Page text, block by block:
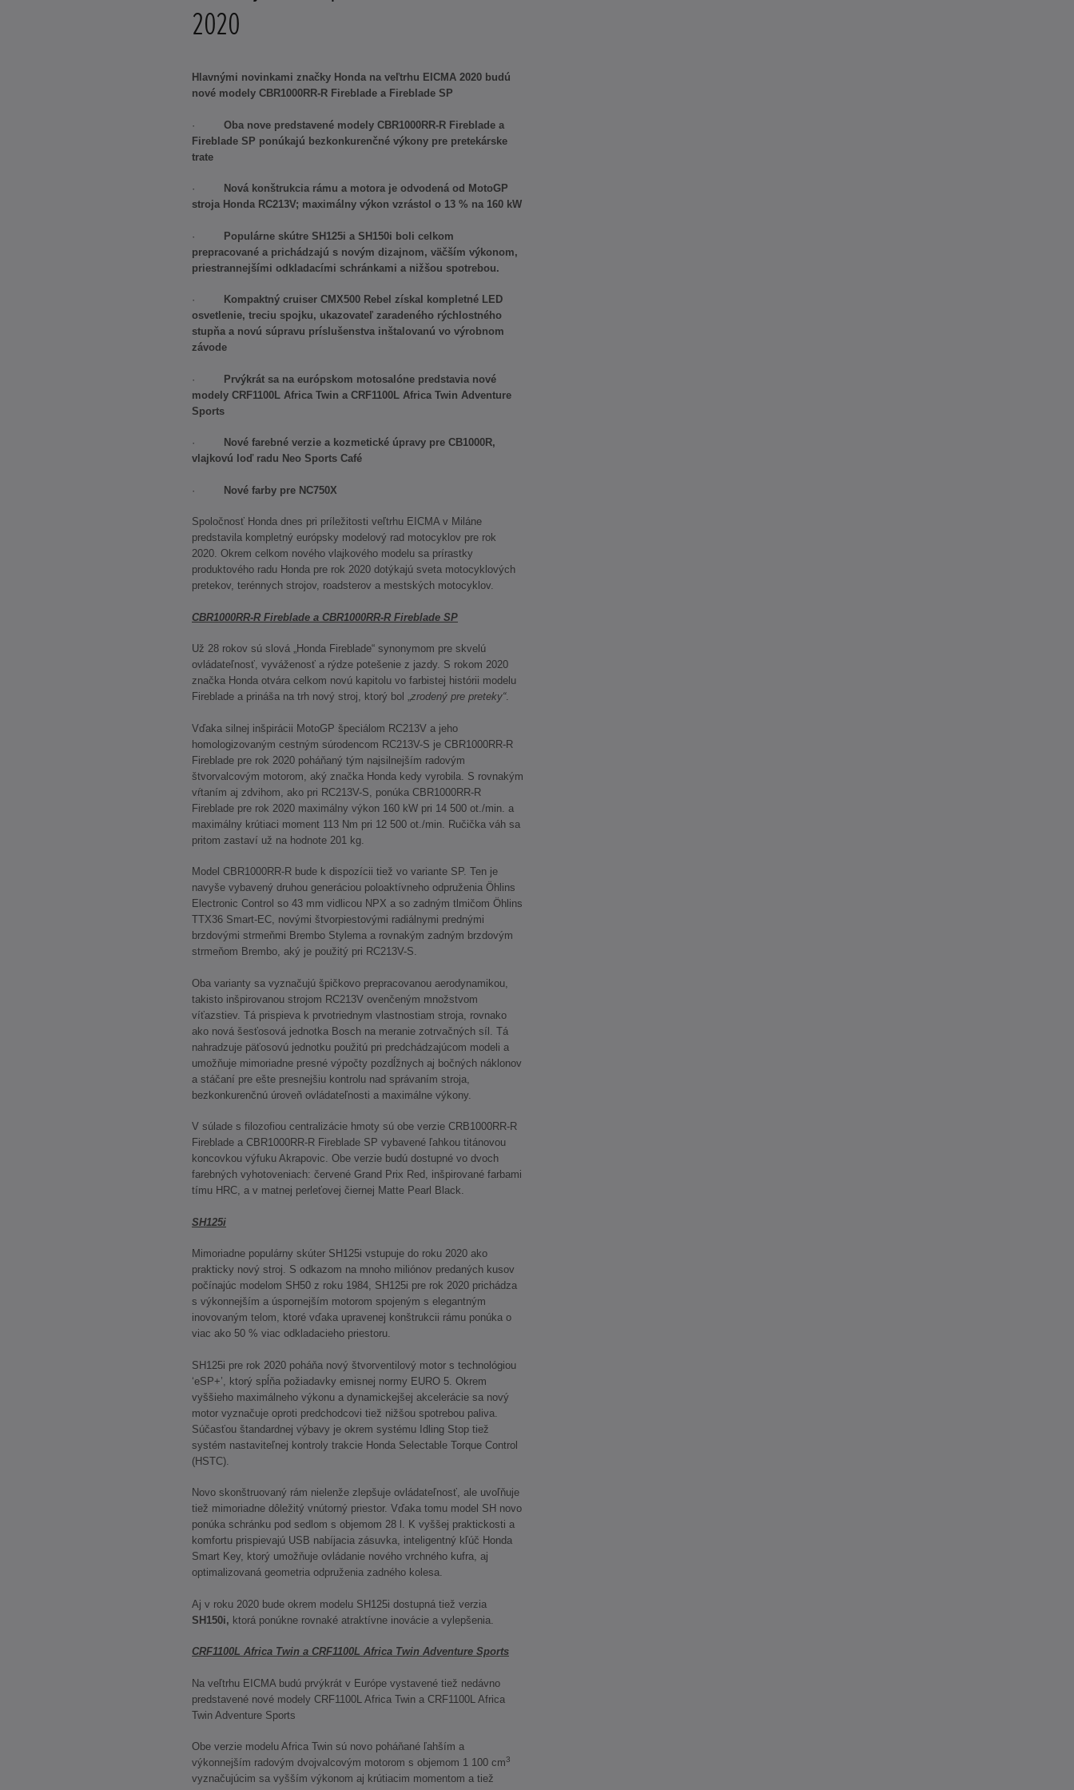
2020
Hlavnými novinkami značky Honda na veľtrhu EICMA 2020 budú
nové modely CBR1000RR-R Fireblade a Fireblade SP
· Oba nove predstavené modely CBR1000RR-R Fireblade a
Fireblade SP ponúkajú bezkonkurenčné výkony pre pretekárske
trate
·
Nová konštrukcia rámu a motora je odvodená od MotoGP
stroja Honda RC213V; maximálny výkon vzrástol o 13 % na 160 kW
· Populárne skútre SH125i a SH150i boli celkom
prepracované a prichádzajú s novým dizajnom, väčším výkonom,
priestrannejšími odkladacími schránkami a nižšou spotrebou.
·
Kompaktný cruiser CMX500 Rebel získal kompletné LED
osvetlenie, treciu spojku, ukazovateľ zaradeného rýchlostného
stupňa a novú súpravu príslušenstva inštalovanú vo výrobnom
závode
· Prvýkrát sa na európskom motosalóne predstavia nové
modely CRF1100L Africa Twin a CRF1100L Africa Twin Adventure
Sports
·
Nové farebné verzie a kozmetické úpravy pre CB1000R,
vlajkovú loď radu Neo Sports Café
· Nové farby pre NC750X
Spoločnosť Honda dnes pri príležitosti veľtrhu EICMA v Miláne
predstavila kompletný európsky modelový rad motocyklov pre rok
2020. Okrem celkom nového vlajkového modelu sa prírastky
produktového radu Honda pre rok 2020 dotýkajú sveta motocyklových
pretekov, terénnych strojov, roadsterov a mestských motocyklov.
CBR1000RR-R Fireblade a CBR1000RR-R Fireblade SP
Už 28 rokov sú slová „Honda Fireblade“ synonymom pre skvelú
ovládateľnosť, vyváženosť a rýdze potešenie z jazdy. S rokom 2020
značka Honda otvára celkom novú kapitolu vo farbistej histórii modelu
Fireblade a prináša na trh nový stroj, ktorý bol „zrodený pre preteky“.
Vďaka silnej inšpirácii MotoGP špeciálom RC213V a jeho
homologizovaným cestným súrodencom RC213V-S je CBR1000RR-R
Fireblade pre rok 2020 poháňaný tým najsilnejším radovým
štvorvalcovým motorom, aký značka Honda kedy vyrobila. S rovnakým
vŕtaním aj zdvihom, ako pri RC213V-S, ponúka CBR1000RR-R
Fireblade pre rok 2020 maximálny výkon 160 kW pri 14 500 ot./min. a
maximálny krútiaci moment 113 Nm pri 12 500 ot./min. Ručička váh sa
pritom zastaví už na hodnote 201 kg.
Model CBR1000RR-R bude k dispozícii tiež vo variante SP. Ten je
navyše vybavený druhou generáciou poloaktívneho odpruženia Öhlins
Electronic Control so 43 mm vidlicou NPX a so zadným tlmičom Öhlins
TTX36 Smart-EC, novými štvorpiestovými radiálnymi prednými
brzdovými strmeňmi Brembo Stylema a rovnakým zadným brzdovým
strmeňom Brembo, aký je použitý pri RC213V-S.
Oba varianty sa vyznačujú špičkovo prepracovanou aerodynamikou,
takisto inšpirovanou strojom RC213V ovenčeným množstvom
víťazstiev. Tá prispieva k prvotriednym vlastnostiam stroja, rovnako
ako nová šesťosová jednotka Bosch na meranie zotrvačných síl. Tá
nahradzuje päťosovú jednotku použitú pri predchádzajúcom modeli a
umožňuje mimoriadne presné výpočty pozdĺžnych aj bočných náklonov
a stáčaní pre ešte presnejšiu kontrolu nad správaním stroja,
bezkonkurenčnú úroveň ovládateľnosti a maximálne výkony.
V súlade s filozofiou centralizácie hmoty sú obe verzie CRB1000RR-R
Fireblade a CBR1000RR-R Fireblade SP vybavené ľahkou titánovou
koncovkou výfuku Akrapovic. Obe verzie budú dostupné vo dvoch
farebných vyhotoveniach: červené Grand Prix Red, inšpirované farbami
tímu HRC, a v matnej perleťovej čiernej Matte Pearl Black.
SH125i
Mimoriadne populárny skúter SH125i vstupuje do roku 2020 ako
prakticky nový stroj. S odkazom na mnoho miliónov predaných kusov
počínajúc modelom SH50 z roku 1984, SH125i pre rok 2020 prichádza
s výkonnejším a úspornejším motorom spojeným s elegantným
inovovaným telom, ktoré vďaka upravenej konštrukcii rámu ponúka o
viac ako 50 % viac odkladacieho priestoru.
SH125i pre rok 2020 poháňa nový štvorventilový motor s technológiou
‘eSP+’, ktorý spĺňa požiadavky emisnej normy EURO 5. Okrem
vyššieho maximálneho výkonu a dynamickejšej akcelerácie sa nový
motor vyznačuje oproti predchodcovi tiež nižšou spotrebou paliva.
Súčasťou štandardnej výbavy je okrem systému Idling Stop tiež
systém nastaviteľnej kontroly trakcie Honda Selectable Torque Control
(HSTC).
Novo skonštruovaný rám nielenže zlepšuje ovládateľnosť, ale uvoľňuje
tiež mimoriadne dôležitý vnútorný priestor. Vďaka tomu model SH novo
ponúka schránku pod sedlom s objemom 28 l. K vyššej praktickosti a
komfortu prispievajú USB nabíjacia zásuvka, inteligentný kľúč Honda
Smart Key, ktorý umožňuje ovládanie nového vrchného kufra, aj
optimalizovaná geometria odpruženia zadného kolesa.
Aj v roku 2020 bude okrem modelu SH125i dostupná tiež verzia
SH150i, ktorá ponúkne rovnaké atraktívne inovácie a vylepšenia.
CRF1100L Africa Twin a CRF1100L Africa Twin Adventure Sports
Na veľtrhu EICMA budú prvýkrát v Európe vystavené tiež nedávno
predstavené nové modely CRF1100L Africa Twin a CRF1100L Africa
Twin Adventure Sports
Obe verzie modelu Africa Twin sú novo poháňané ľahším a
výkonnejším radovým dvojvalcovým motorom s objemom 1 100 cm3
vyznačujúcim sa vyšším výkonom aj krútiacim momentom a tiež